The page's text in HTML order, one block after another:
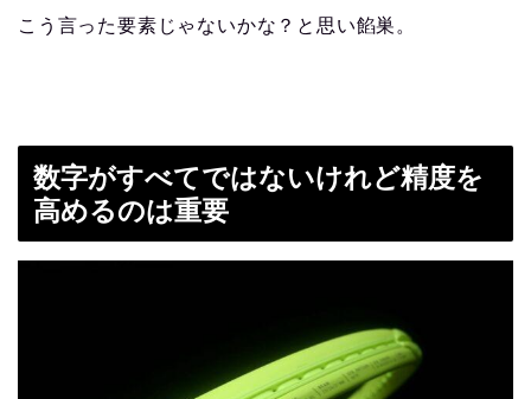
こう言った要素じゃないかな？と思い餡巣。
数字がすべてではないけれど精度を
高めるのは重要